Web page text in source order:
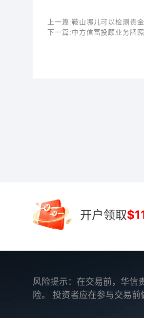
上一篇:鞍山哪儿可以检测贵
下一篇: 中方信富投顾业务牌
开户领取
风险提示：在交易前，华信
险。 投资者应在参与交易前